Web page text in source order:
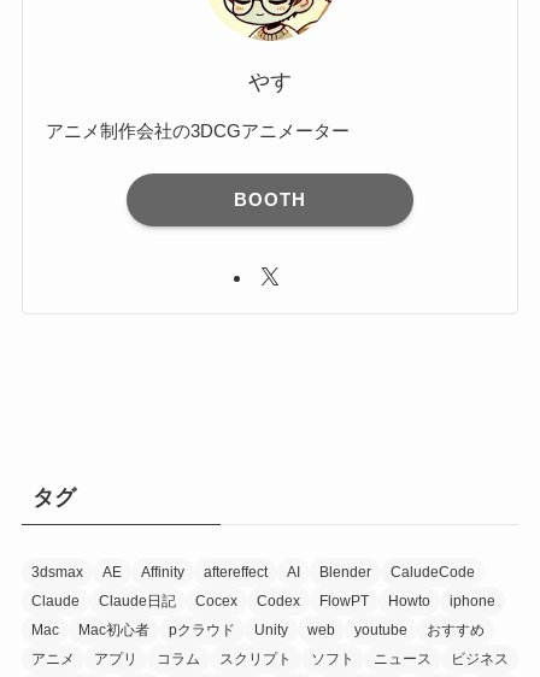
やす
アニメ制作会社の3DCGアニメーター
BOOTH
タグ
3dsmax AE Affinity aftereffect AI Blender
CaludeCode
Claude
Claude日記 Cocex Codex FlowPT Howto
iphone
Mac
Mac初心者 pクラウド Unity web youtube
おすすめ
アニメ
アプリ コラム スクリプト ソフト ニュース ビジネス